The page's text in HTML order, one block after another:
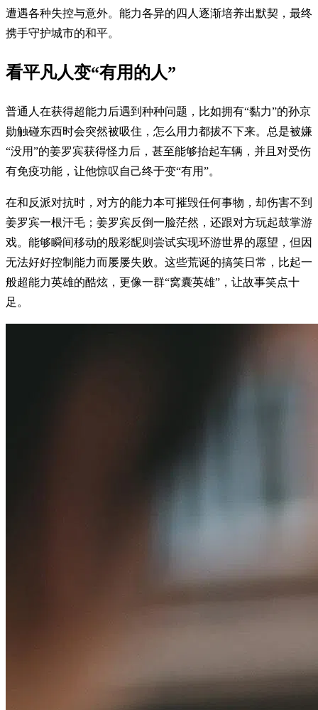
遭遇各种失控与意外。能力各异的四人逐渐培养出默契，最终
携手守护城市的和平。
看平凡人变“有用的人”
普通人在获得超能力后遇到种种问题，比如拥有“黏力”的孙京
勋触碰东西时会突然被吸住，怎么用力都拔不下来。总是被嫌
“没用”的姜罗宾获得怪力后，甚至能够抬起车辆，并且对受伤
有免疫功能，让他惊叹自己终于变“有用”。
在和反派对抗时，对方的能力本可摧毁任何事物，却伤害不到
姜罗宾一根汗毛；姜罗宾反倒一脸茫然，还跟对方玩起鼓掌游
戏。能够瞬间移动的殷彩馜则尝试实现环游世界的愿望，但因
无法好好控制能力而屡屡失败。这些荒诞的搞笑日常，比起一
般超能力英雄的酷炫，更像一群“窝囊英雄”，让故事笑点十
足。